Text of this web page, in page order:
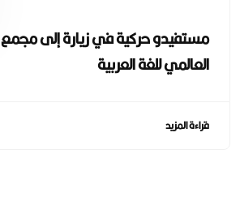
مستفيدو حركية في زيارة إلى
العالمي للغة العربية
قراءة المزيد